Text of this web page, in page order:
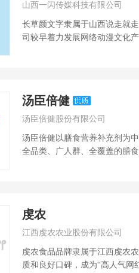
山西一闪传媒科技有限公司
长草颜文字隶属于山西说走就
司较早着力发展网络动漫文化
汤臣倍健
汤臣倍健股份有限公司
汤臣倍健以膳食营养补充剂为
全品类、广人群、全覆盖的膳
虔农
江西虔农农业股份有限公司
虔农食品品牌隶属于江西虔农
质和良好口碑，成为“高人气网